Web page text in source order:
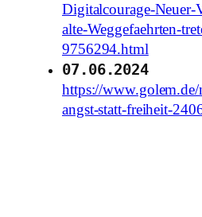
Digitalcourage-Neuer-
alte-Weggefaehrten-
9756294.html
07.06.2024
https://
angst-statt-freiheit-